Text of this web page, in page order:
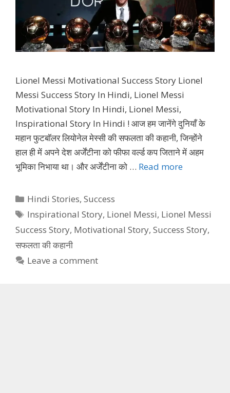
Lionel Messi Motivational Success Story Lionel
Messi Success Story In Hindi, Lionel Messi
Motivational Story In Hindi, Lionel Messi,
Inspirational Story In Hindi ! आज हम जानेंगे दुनियाँ के
महान फुटबॉलर लियोनेल मेस्सी की सफलता की कहानी, जिन्होंने
हाल ही में अपने देश अर्जेंटीना को फीफा वर्ल्ड कप जिताने में अहम
भूमिका निभाया था। और अर्जेंटीना को … Read more
Categories
Hindi Stories,Success
Tags
Inspirational Story, Lionel Messi, Lionel Messi
Success Story, Motivational Story, Success Story,
सफलता की कहानी
Leave a comment